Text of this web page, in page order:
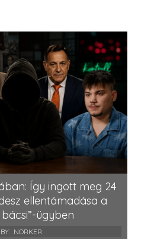
Így ingott meg 24
ellentámadása a
bácsi”-ügyben
BY: NORKER